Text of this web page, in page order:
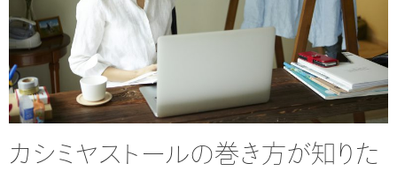
カシミヤストールの巻き方が知りた